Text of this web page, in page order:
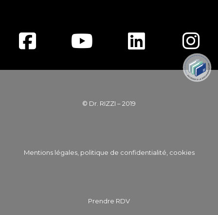
© Dr. RIZZI – 2019
Mentions légales, politique de confidentialité, cookies
Prendre RDV